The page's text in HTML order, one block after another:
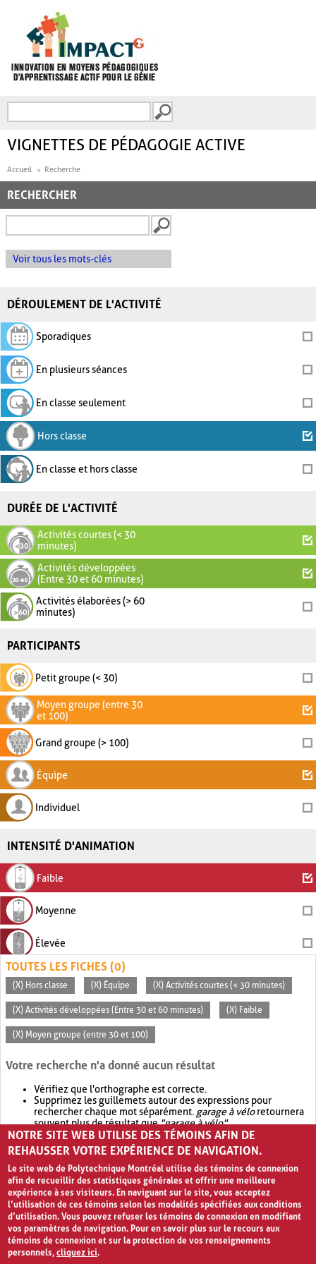
FORMULAIRE DE
VIGNETTES DE PÉDAGOGIE ACTIVE
Accueil Recherche
RECHERCHER
Voir tous les mots-clés
DÉROULEMENT DE L'ACTIVITÉ
Sporadiques
En plusieurs séances
En classe seulement
Hors classe
En classe et hors classe
DURÉE DE L'ACTIVITÉ
Activités courtes (< 30
minutes)
Activités développées
(Entre 30 et 60 minutes)
Activités élaborées (> 60
minutes)
PARTICIPANTS
Petit groupe (< 30)
Moyen groupe (entre 30
et 100)
Grand groupe (> 100)
Équipe
Individuel
INTENSITÉ D'ANIMATION
Faible
Moyenne
Élevée
TOUTES LES FICHES (0)
(X) Hors classe (X) Équipe (X) Activités courtes (< 30 minutes)
(X) Activités développées (Entre 30 et 60 minutes) (X) Faible
(X) Moyen groupe (entre 30 et 100)
Votre recherche n'a donné aucun résultat
Vérifiez que l'orthographe est correcte.
Supprimez les guillemets autour des expressions pour
rechercher chaque mot séparément. garage à véloretournera
souvent plus de résultat que"garage à vélo".
Envisagez d'élargir votre recherche avec OR.garage OR vélo
retournera souvent plus de résultat quegarage à vélo
NOTRE SITE WEB UTILISE DES TÉMOINS AFIN DE
REHAUSSER VOTRE EXPÉRIENCE DE NAVIGATION.
Le site web de Polytechnique Montréal utilise des témoins de connexion
afin de recueillir des statistiques générales et offrir une meilleure
expérience à ses visiteurs. En naviguant sur le site, vous acceptez
l’utilisation de ces témoins selon les modalités spécifiées aux conditions
d’utilisation. Vous pouvez refuser les témoins de connexion en modifiant
vos paramètres de navigation. Pour en savoir plus sur le recours aux
témoins de connexion et sur la protection de vos renseignements
personnels,cliquez ici.